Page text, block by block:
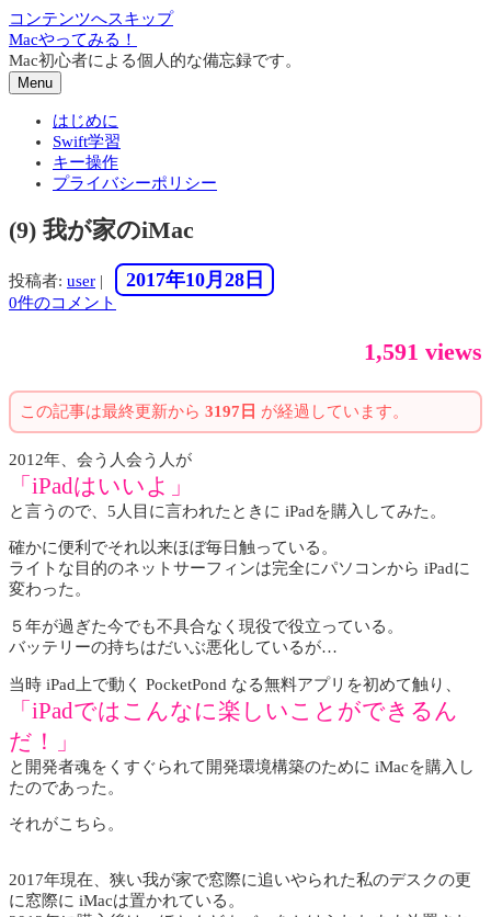
コンテンツへスキップ
Macやってみる！
Mac初心者による個人的な備忘録です。
Menu
はじめに
Swift学習
キー操作
プライバシーポリシー
(9) 我が家のiMac
投稿者: user | 2017年10月28日
0件のコメント
1,591 views
この記事は最終更新から 3197日 が経過しています。
2012年、会う人会う人が
「iPadはいいよ」
と言うので、5人目に言われたときに iPadを購入してみた。
確かに便利でそれ以来ほぼ毎日触っている。
ライトな目的のネットサーフィンは完全にパソコンから iPadに
変わった。
５年が過ぎた今でも不具合なく現役で役立っている。
バッテリーの持ちはだいぶ悪化しているが…
当時 iPad上で動く PocketPond なる無料アプリを初めて触り、
「iPadではこんなに楽しいことができるん
だ！」
と開発者魂をくすぐられて開発環境構築のために iMacを購入し
たのであった。
それがこちら。
2017年現在、狭い我が家で窓際に追いやられた私のデスクの更
に窓際に iMacは置かれている。